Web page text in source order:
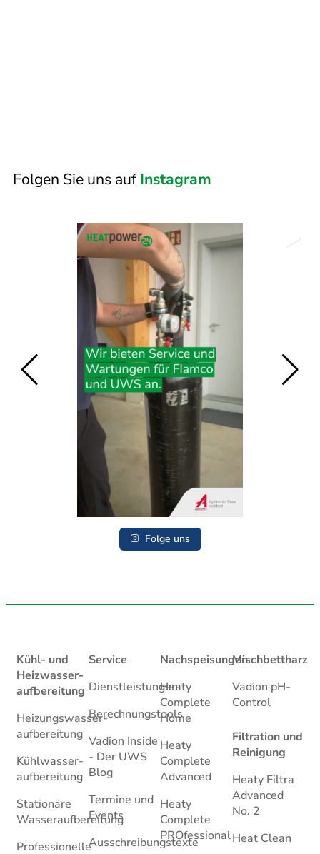
Folgen Sie uns aufInstagram
Folge uns
Kühl- und
Heizwasser­
aufbereitung
Heizungswasser­
aufbereitung
Kühlwasser­
aufbereitung
Stationäre
Wasseraufbereitung
Professionelle
Service
Dienstleistungen
Berechnungstools
Vadion Inside
- Der UWS
Blog
Termine und
Events
Ausschreibungstexte
Nachspeisungen
Heaty
Complete
Home
Heaty
Complete
Advanced
Heaty
Complete
PROfessional
Mischbettharz
Vadion pH-
Control
Filtration und
Reinigung
Heaty Filtra
Advanced
No. 2
Heat Clean